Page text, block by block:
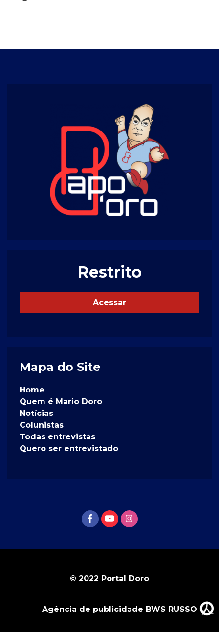
Restrito
Acessar
Mapa do Site
Home
Quem é Mario Doro
Notícias
Colunistas
Todas entrevistas
Quero ser entrevistado
© 2022 Portal Doro
Agência de publicidade BWS RUSSO